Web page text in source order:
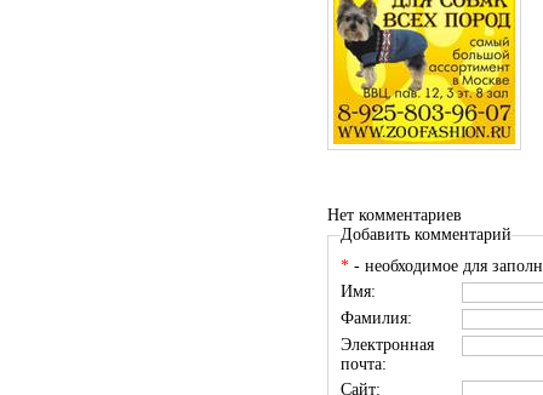
Нет комментариев
Добавить комментарий
* - необходимое для
Имя:
Фамилия:
Электронная
почта:
Сайт: